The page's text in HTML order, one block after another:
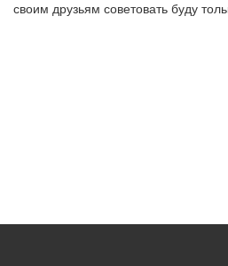
своим друзьям советовать буду